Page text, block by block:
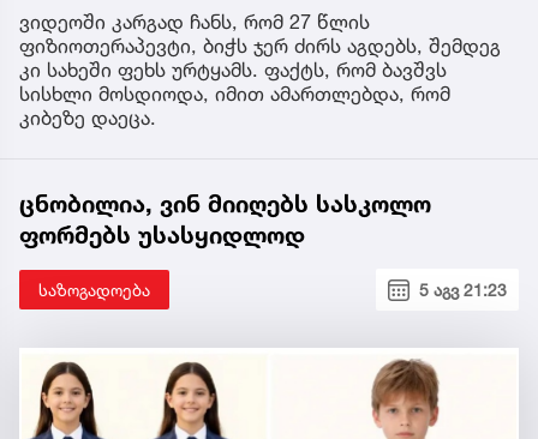
ვიდეოში კარგად ჩანს, რომ 27 წლის
ფიზიოთერაპევტი, ბიჭს ჯერ ძირს აგდებს, შემდეგ
კი სახეში ფეხს ურტყამს. ფაქტს, რომ ბავშვს
სისხლი მოსდიოდა, იმით ამართლებდა, რომ
კიბეზე დაეცა.
ცნობილია, ვინ მიიღებს სასკოლო
ფორმებს უსასყიდლოდ
საზოგადოება 5 აგვ 21:23